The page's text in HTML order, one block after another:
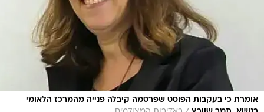
אומרת כי בעקבות הפוסט שפרסמה קיבלה פנייה מהמרכז הלאומי